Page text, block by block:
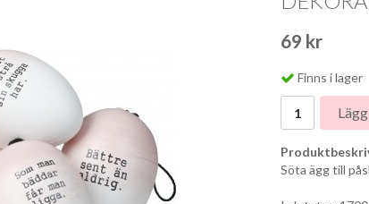
69 kr
Finns i lager
Söta ägg till